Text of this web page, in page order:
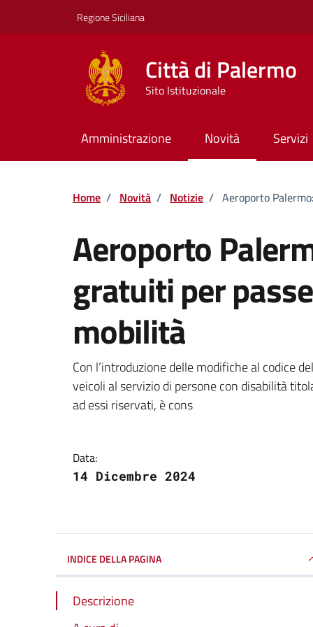
Regione Siciliana
Città di Palermo
Sito Istituzionale
Amministrazione Novità Servizi
Home / Novità / Notizie / Aeroporto
Aeroporto
gratuiti per
mobilità
Dettagli della
Con l’introduzione delle modifiche al codice
veicoli al servizio di persone con disabilità
ad essi riservati, è cons
Data:
14 Dicembre 2024
INDICE DELLA PAGINA
Descrizione